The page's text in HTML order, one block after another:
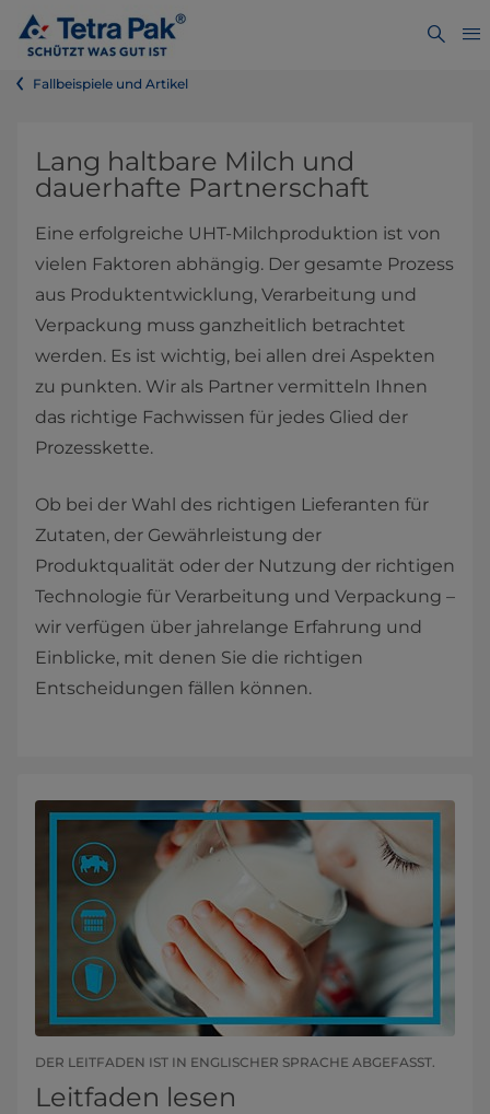
Fallbeispiele und Artikel
Lang haltbare Milch und
dauerhafte Partnerschaft
Eine erfolgreiche UHT-Milchproduktion ist von
vielen Faktoren abhängig. Der gesamte Prozess
aus Produktentwicklung, Verarbeitung und
Verpackung muss ganzheitlich betrachtet
werden. Es ist wichtig, bei allen drei Aspekten
zu punkten. Wir als Partner vermitteln Ihnen
das richtige Fachwissen für jedes Glied der
Prozesskette.
Ob bei der Wahl des richtigen Lieferanten für
Zutaten, der Gewährleistung der
Produktqualität oder der Nutzung der richtigen
Technologie für Verarbeitung und Verpackung –
wir verfügen über jahrelange Erfahrung und
Einblicke, mit denen Sie die richtigen
Entscheidungen fällen können.
DER LEITFADEN IST IN ENGLISCHER SPRACHE ABGEFASST.
Leitfaden lesen